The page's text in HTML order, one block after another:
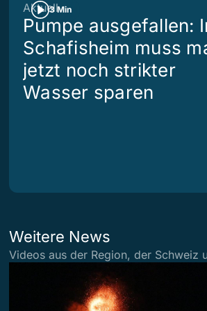
3 Min
Aktuell
Pumpe ausgefallen:
Schafisheim muss
jetzt noch strikter
Wasser sparen
Weitere News
Videos aus der Region, der Schweiz